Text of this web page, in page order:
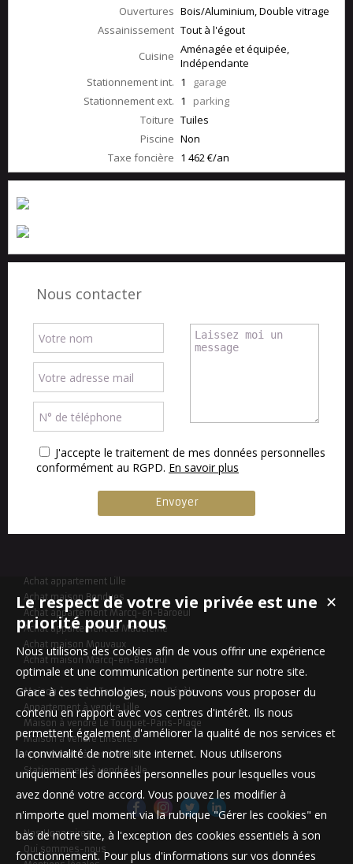
Ouvertures Bois/Aluminium, Double vitrage
Assainissement Tout à l'égout
Cuisine Aménagée et équipée,
Indépendante
Stationnement int. 1
garage
Stationnement ext. 1 parking
Toiture Tuiles
Piscine Non
Taxe foncière 1 462 €/an
Nous contacter
J'accepte le traitement de mes données personnelles
conformément au RGPD. En savoir plus
Achat appartement Lille
Achat maison Bondues
Achat appartement Marcq-en-Baroeul
Achat appartement La Madeleine
Achat maison Mouvaux
Achat maison Marcq-en-Baroeul
Maison à vendre Templeuve-en-Pévèle
Appartement à vendre Lille
Maison à vendre Le Touquet-Paris-Plage
Maison à vendre Linselles
Appartement à vendre Lille
Stationnement à vendre Lille
Nos Honoraires
Qui sommes-nous
✕
Le respect de votre vie privée est une
priorité pour nous
Nous utilisons des cookies afin de vous offrir une expérience
optimale et une communication pertinente sur notre site.
Grace à ces technologies, nous pouvons vous proposer du
contenu en rapport avec vos centres d'intérêt. Ils nous
permettent également d'améliorer la qualité de nos services et
la convivialité de notre site internet. Nous utiliserons
uniquement les données personnelles pour lesquelles vous
avez donné votre accord. Vous pouvez les modifier à
n'importe quel moment via la rubrique "Gérer les cookies" en
bas de notre site, à l'exception des cookies essentiels à son
fonctionnement. Pour plus d'informations sur vos données